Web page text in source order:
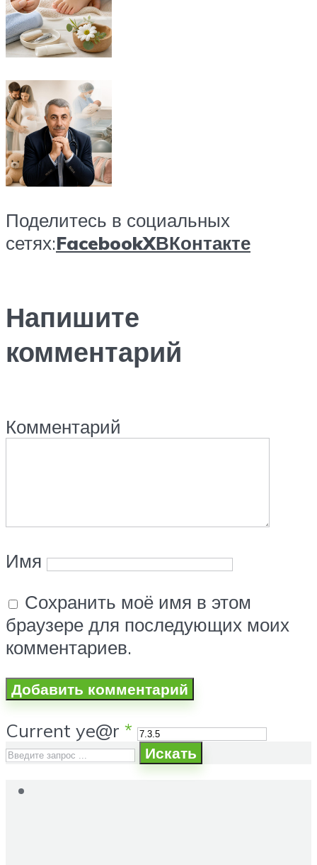
Поделитесь в социальных
сетях:FacebookXВКонтакте
Напишите
комментарий
Комментарий
Имя
Сохранить моё имя в этом
браузере для последующих моих
комментариев.
Current ye@r *
Искать